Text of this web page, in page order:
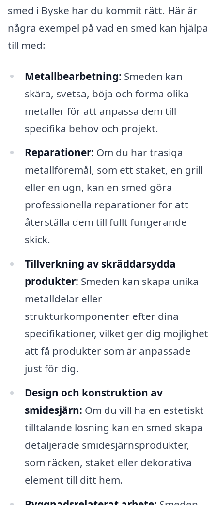
smed i Byske har du kommit rätt. Här är
några exempel på vad en smed kan hjälpa
till med:
Metallbearbetning: Smeden kan
skära, svetsa, böja och forma olika
metaller för att anpassa dem till
specifika behov och projekt.
Reparationer: Om du har trasiga
metallföremål, som ett staket, en grill
eller en ugn, kan en smed göra
professionella reparationer för att
återställa dem till fullt fungerande
skick.
Tillverkning av skräddarsydda
produkter: Smeden kan skapa unika
metalldelar eller
strukturkomponenter efter dina
specifikationer, vilket ger dig möjlighet
att få produkter som är anpassade
just för dig.
Design och konstruktion av
smidesjärn: Om du vill ha en estetiskt
tilltalande lösning kan en smed skapa
detaljerade smidesjärnsprodukter,
som räcken, staket eller dekorativa
element till ditt hem.